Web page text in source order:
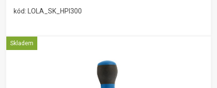
kód: LOLA_SK_HPI300
Skladem